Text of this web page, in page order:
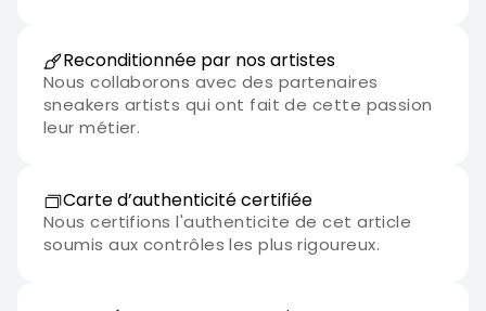
Reconditionnée par nos artistes
Nous collaborons avec des partenaires
sneakers artists qui ont fait de cette passion
leur métier.
Carte d’authenticité certifiée
Nous certifions l'authenticite de cet article
soumis aux contrôles les plus rigoureux.